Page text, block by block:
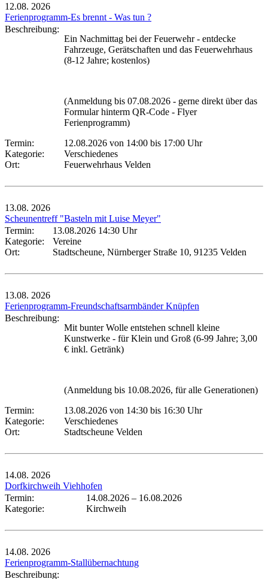
12.08. 2026
Ferienprogramm-Es brennt - Was tun ?
Beschreibung:
Ein Nachmittag bei der Feuerwehr - entdecke
Fahrzeuge, Gerätschaften und das Feuerwehrhaus
(8-12 Jahre; kostenlos)
(Anmeldung bis 07.08.2026 - gerne direkt über das
Formular hinterm QR-Code - Flyer
Ferienprogramm)
Termin:
12.08.2026 von 14:00 bis 17:00 Uhr
Kategorie:
Verschiedenes
Ort:
Feuerwehrhaus Velden
13.08. 2026
Scheunentreff "Basteln mit Luise Meyer"
Termin:
13.08.2026 14:30 Uhr
Kategorie:
Vereine
Ort:
Stadtscheune, Nürnberger Straße 10, 91235 Velden
13.08. 2026
Ferienprogramm-Freundschaftsarmbänder Knüpfen
Beschreibung:
Mit bunter Wolle entstehen schnell kleine
Kunstwerke - für Klein und Groß (6-99 Jahre; 3,00
€ inkl. Getränk)
(Anmeldung bis 10.08.2026, für alle Generationen)
Termin:
13.08.2026 von 14:30 bis 16:30 Uhr
Kategorie:
Verschiedenes
Ort:
Stadtscheune Velden
14.08. 2026
Dorfkirchweih Viehhofen
Termin:
14.08.2026 – 16.08.2026
Kategorie:
Kirchweih
14.08. 2026
Ferienprogramm-Stallübernachtung
Beschreibung: